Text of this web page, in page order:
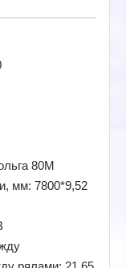
80М
мм: 7800*9,52